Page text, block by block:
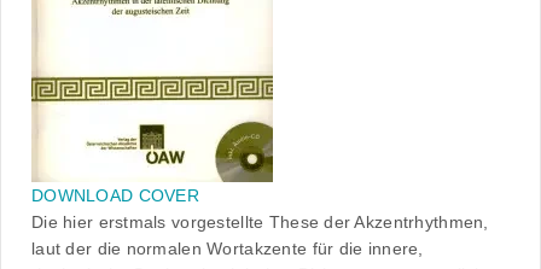
DOWNLOAD COVER
Die hier erstmals vorgestellte These der Akzentrhythmen,
laut der die normalen Wortakzente für die innere,